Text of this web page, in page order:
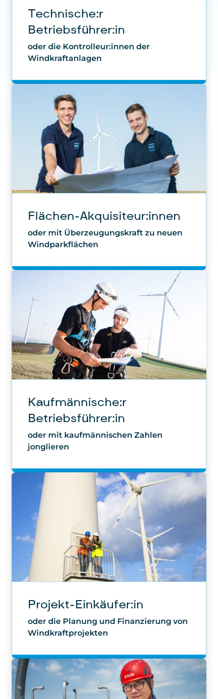
Betriebsführer:in
oder die Kontrolleur:innen der
Flächen-Akquisiteur:innen
oder mit Überzeugungskraft zu neuen
Kaufmännische:r
Betriebsführer:in
oder mit kaufmännischen Zahlen
Projekt-Einkäufer:in
oder die Planung und Finanzierung von
Windkraftprojekten
de/privacy/privacystatement